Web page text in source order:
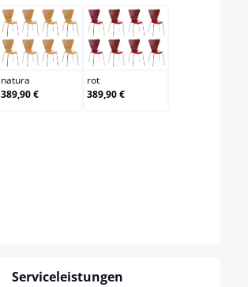
natura
natura
389,90 €
rot
rot
389,90 €
Serviceleistungen